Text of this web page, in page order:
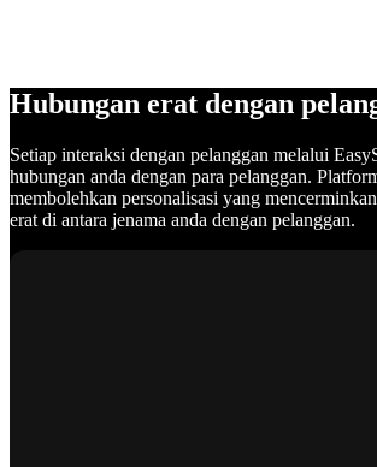
Hubungan erat dengan
Setiap interaksi dengan pelanggan melalui
hubungan anda dengan para pelanggan.
membolehkan personalisasi yang
erat di antara jenama anda dengan pelanggan.